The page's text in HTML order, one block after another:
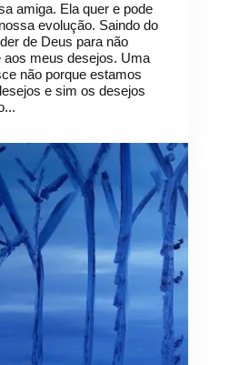
amiga. Ela quer e pode
evolução. Saindo do
de Deus para não
aos meus desejos. Uma
não porque estamos
e sim os desejos